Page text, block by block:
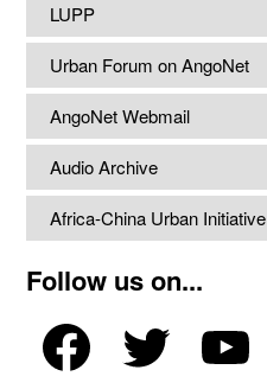
LUPP
Urban Forum on AngoNet
AngoNet Webmail
Audio Archive
Africa-China Urban Initiative
Follow us on...